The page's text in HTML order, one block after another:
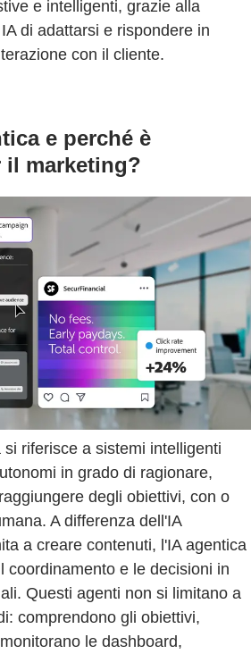
e intelligenti, grazie alla
di adattarsi e rispondere in
con il cliente.
e perché è
il marketing?
riferisce a sistemi intelligenti
in grado di ragionare,
degli obiettivi, con o
A differenza dell'IA
a creare contenuti, l'IA agentica
coordinamento e le decisioni in
Questi agenti non si limitano a
comprendono gli obiettivi,
le dashboard,